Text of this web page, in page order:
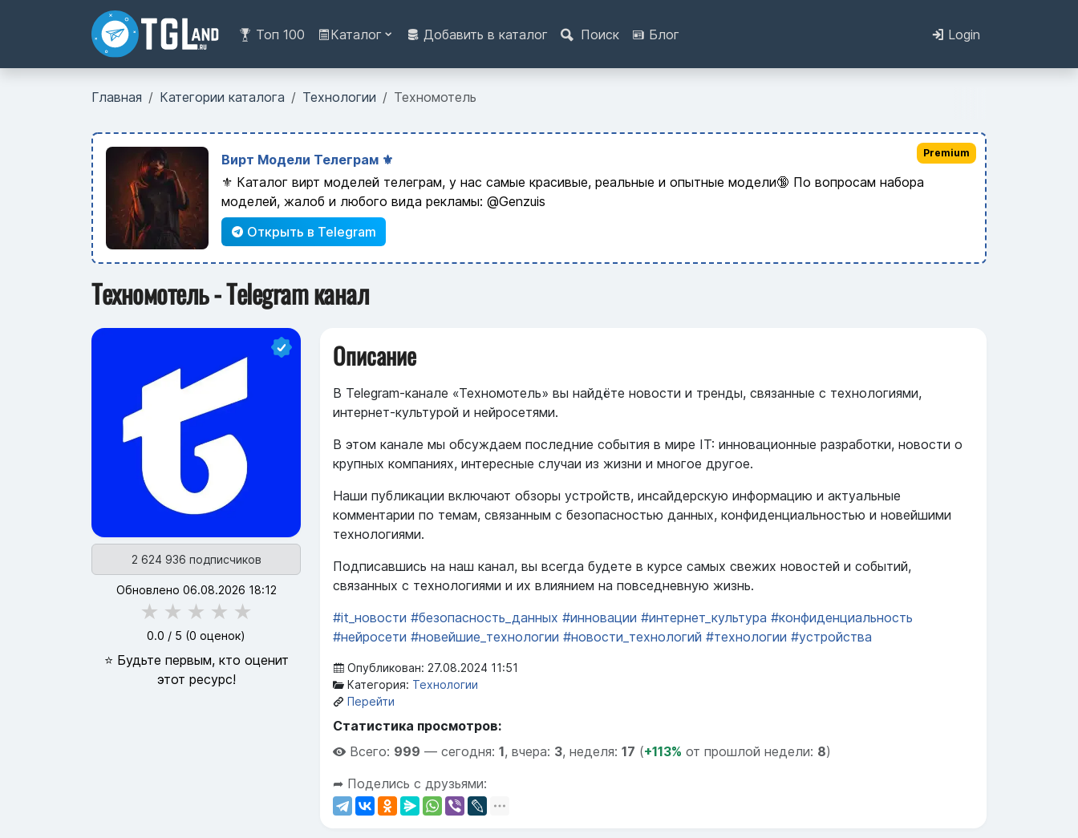
Топ 100 Каталог Добавить в каталог Поиск Блог Login
Главная Категории каталога Технологии Техномотель
Вирт Модели Телеграм ⚜️
⚜️ Каталог вирт моделей телеграм, у нас самые красивые, реальные и опытные модели🔞 По вопросам набора
моделей, жалоб и любого вида рекламы: @Genzuis
Открыть в Telegram
Premium
Техномотель - Telegram канал
2 624 936 подписчиков
Обновлено 06.08.2026 18:12
★ ★ ★ ★ ★
0.0 / 5 (0 оценок)
⭐ Будьте первым, кто оценит
этот ресурс!
Описание
В Telegram-канале «Техномотель» вы найдёте новости и тренды, связанные с технологиями,
интернет-культурой и нейросетями.
В этом канале мы обсуждаем последние события в мире IT: инновационные разработки, новости о
крупных компаниях, интересные случаи из жизни и многое другое.
Наши публикации включают обзоры устройств, инсайдерскую информацию и актуальные
комментарии по темам, связанным с безопасностью данных, конфиденциальностью и новейшими
технологиями.
Подписавшись на наш канал, вы всегда будете в курсе самых свежих новостей и событий,
связанных с технологиями и их влиянием на повседневную жизнь.
#it_новости #безопасность_данных #инновации #интернет_культура #конфиденциальность
#нейросети #новейшие_технологии #новости_технологий #технологии #устройства
Опубликован: 27.08.2024 11:51
Категория: Технологии
Перейти
Статистика просмотров:
Всего: 999 — сегодня: 1, вчера: 3, неделя: 17 (+113% от прошлой недели: 8)
➦ Поделись с друзьями: